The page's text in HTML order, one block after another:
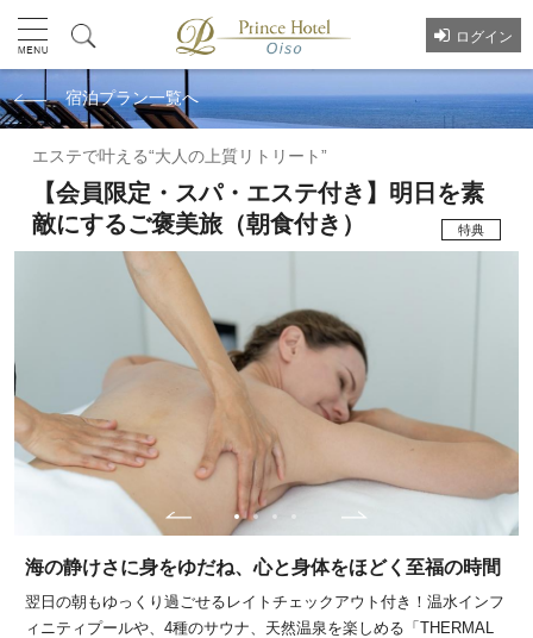
ログイン
宿泊プラン一覧へ
エステで叶える“大人の上質リトリート”
【会員限定・スパ・エステ付き】明日を素
敵にするご褒美旅（朝食付き）
特典
海の静けさに身をゆだね、心と身体をほどく至福の時間
翌日の朝もゆっくり過ごせるレイトチェックアウト付き！温水インフ
ィニティプールや、4種のサウナ、天然温泉を楽しめる「THERMAL